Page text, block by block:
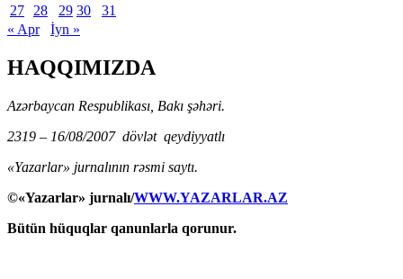
27
28 29 30
31
« Apr
İyn »
HAQQIMIZDA
Azərbaycan Respublikası, Bakı şəhəri.
2319 – 16/08/2007 dövlət qeydiyyatlı
«Yazarlar» jurnalının rəsmi saytı.
©«Yazarlar» jurnalı/WWW.YAZARLAR.AZ
Bütün hüquqlar qanunlarla qorunur.